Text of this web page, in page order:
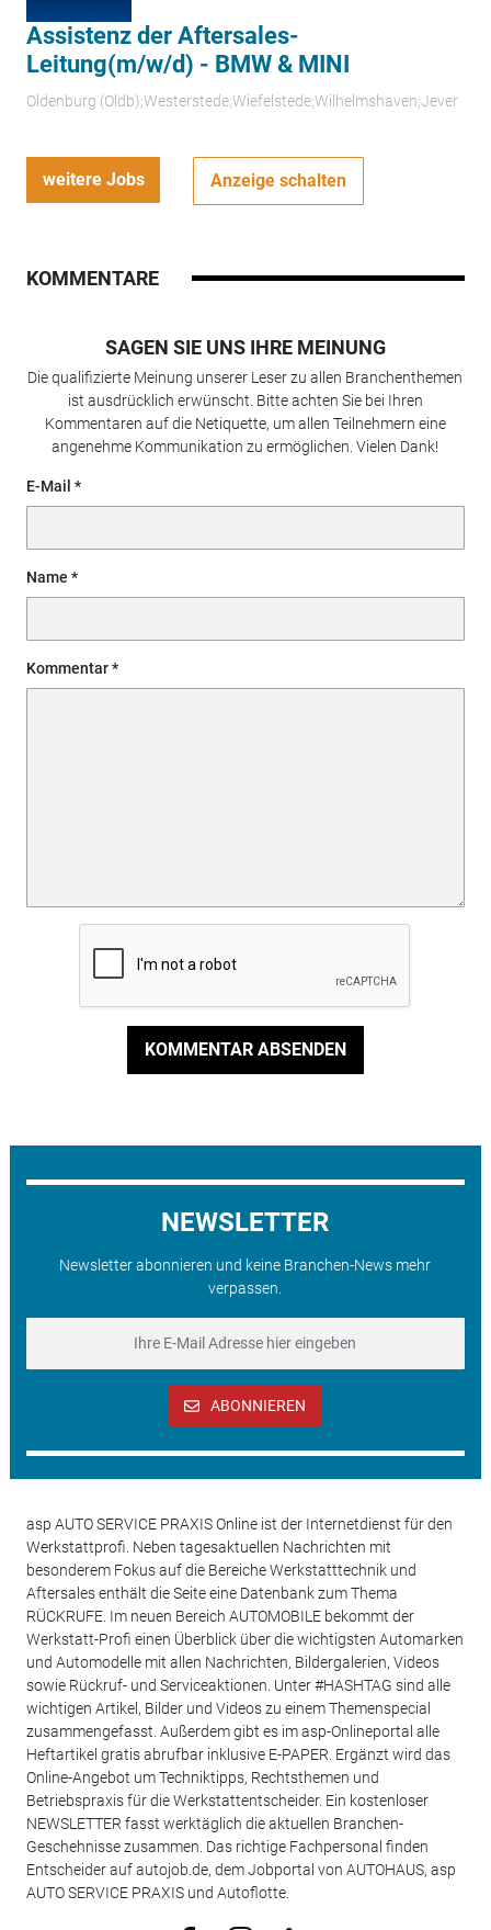
Assistenz der Aftersales-
Leitung(m/w/d) - BMW & MINI
Oldenburg (Oldb);Westerstede;Wiefelstede;Wilhelmshaven;Jever
weitere Jobs Anzeige schalten
KOMMENTARE
SAGEN SIE UNS IHRE MEINUNG
Die qualifizierte Meinung unserer Leser zu allen Branchenthemen
ist ausdrücklich erwünscht. Bitte achten Sie bei Ihren
Kommentaren auf die Netiquette, um allen Teilnehmern eine
angenehme Kommunikation zu ermöglichen. Vielen Dank!
E-Mail
Name
Kommentar
KOMMENTAR ABSENDEN
NEWSLETTER
Newsletter abonnieren und keine Branchen-News mehr
verpassen.
ABONNIEREN
asp AUTO SERVICE PRAXIS Online ist der Internetdienst für den
Werkstattprofi. Neben tagesaktuellen Nachrichten mit
besonderem Fokus auf die Bereiche Werkstatttechnik und
Aftersales enthält die Seite eine Datenbank zum Thema
RÜCKRUFE. Im neuen Bereich AUTOMOBILE bekommt der
Werkstatt-Profi einen Überblick über die wichtigsten Automarken
und Automodelle mit allen Nachrichten, Bildergalerien, Videos
sowie Rückruf- und Serviceaktionen. Unter #HASHTAG sind alle
wichtigen Artikel, Bilder und Videos zu einem Themenspecial
zusammengefasst. Außerdem gibt es im asp-Onlineportal alle
Heftartikel gratis abrufbar inklusive E-PAPER. Ergänzt wird das
Online-Angebot um Techniktipps, Rechtsthemen und
Betriebspraxis für die Werkstattentscheider. Ein kostenloser
NEWSLETTER fasst werktäglich die aktuellen Branchen-
Geschehnisse zusammen. Das richtige Fachpersonal finden
Entscheider auf autojob.de, dem Jobportal von AUTOHAUS, asp
AUTO SERVICE PRAXIS und Autoflotte.